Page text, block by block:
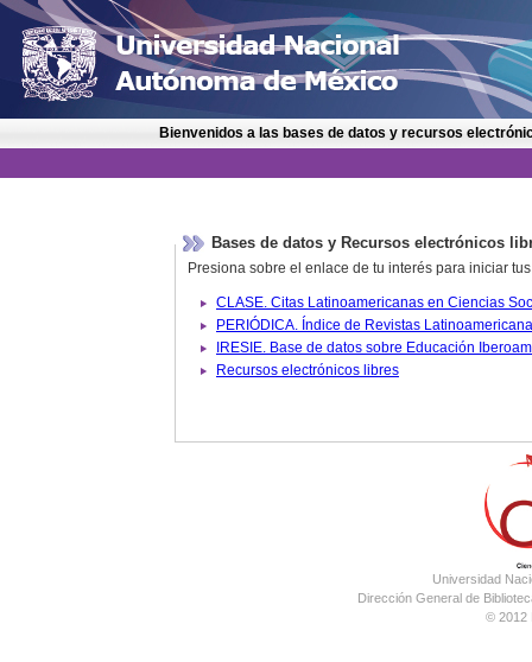
Bienvenidos a las bases de datos y recursos
Bases de datos y Recursos electrónicos
Presiona sobre el enlace de tu interés para iniciar
IRESIE. Base de datos
Recursos electrónicos libres
Universidad
Dirección General de
© 2012